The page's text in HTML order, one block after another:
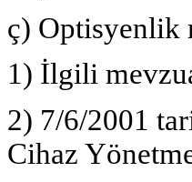
ç) Optisyenlik
1) İlgili
2) 7/6/2001
Cihaz